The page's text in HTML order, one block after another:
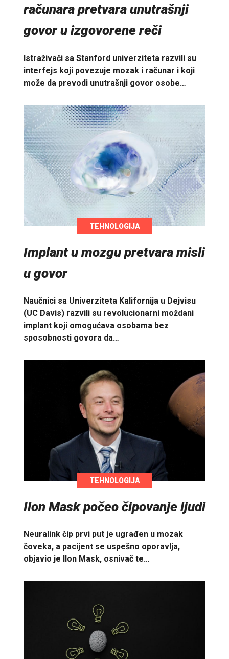
računara pretvara unutrašnji
govor u izgovorene reči
Istraživači sa Stanford univerziteta razvili su
interfejs koji povezuje mozak i računar i koji
može da prevodi unutrašnji govor osobe…
TEHNOLOGIJA
Implant u mozgu pretvara misli
u govor
Naučnici sa Univerziteta Kalifornija u Dejvisu
(UC Davis) razvili su revolucionarni moždani
implant koji omogućava osobama bez
sposobnosti govora da…
TEHNOLOGIJA
Ilon Mask počeo čipovanje ljudi
Neuralink čip prvi put je ugrađen u mozak
čoveka, a pacijent se uspešno oporavlja,
objavio je Ilon Mask, osnivač te…